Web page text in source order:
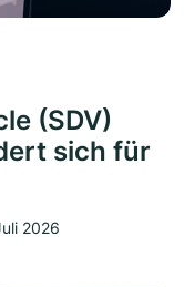
(SDV)
sich für
2026